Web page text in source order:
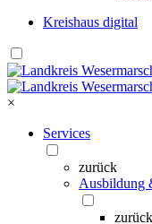
Kreishaus digital
×
Services
zurück
Ausbildung
zurück